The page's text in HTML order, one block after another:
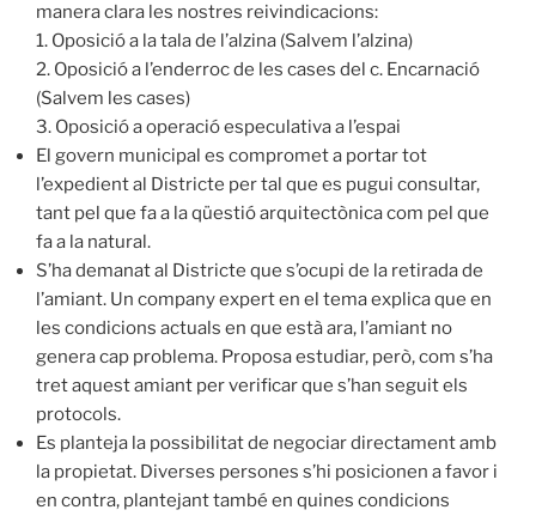
manera clara les nostres reivindicacions:
1. Oposició a la tala de l’alzina (Salvem l’alzina)
2. Oposició a l’enderroc de les cases del c. Encarnació
(Salvem les cases)
3. Oposició a operació especulativa a l’espai
El govern municipal es compromet a portar tot
l’expedient al Districte per tal que es pugui consultar,
tant pel que fa a la qüestió arquitectònica com pel que
fa a la natural.
S’ha demanat al Districte que s’ocupi de la retirada de
l’amiant. Un company expert en el tema explica que en
les condicions actuals en que està ara, l’amiant no
genera cap problema. Proposa estudiar, però, com s’ha
tret aquest amiant per verificar que s’han seguit els
protocols.
Es planteja la possibilitat de negociar directament amb
la propietat. Diverses persones s’hi posicionen a favor i
en contra, plantejant també en quines condicions